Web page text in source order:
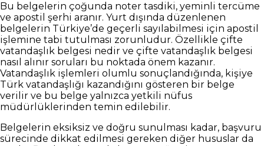
Bu belgelerin çoğunda noter tasdiki, yeminli tercüme
ve apostil şerhi aranır. Yurt dışında düzenlenen
belgelerin Türkiye’de geçerli sayılabilmesi için apostil
işlemine tabi tutulması zorunludur. Özellikle çifte
vatandaşlık belgesi nedir ve çifte vatandaşlık belgesi
nasıl alınır soruları bu noktada önem kazanır.
Vatandaşlık işlemleri olumlu sonuçlandığında, kişiye
Türk vatandaşlığı kazandığını gösteren bir belge
verilir ve bu belge yalnızca yetkili nüfus
müdürlüklerinden temin edilebilir.
Belgelerin eksiksiz ve doğru sunulması kadar, başvuru
sürecinde dikkat edilmesi gereken diğer hususlar da